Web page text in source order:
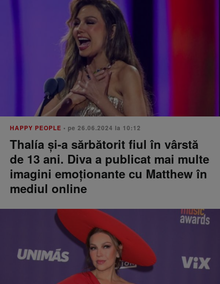
HAPPY PEOPLE • pe 26.06.2024 la 10:12
Thalía și-a sărbătorit fiul în vârstă
de 13 ani. Diva a publicat mai multe
imagini emoționante cu Matthew în
mediul online